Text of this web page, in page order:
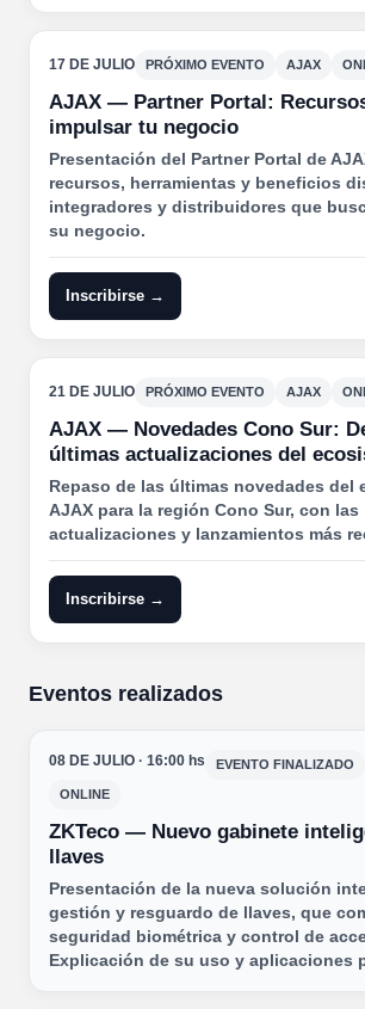
17 DE JULIO PRÓXIMO EVENTO AJAX
AJAX — Partner Portal:
impulsar tu negocio
Presentación del Partner Portal de
recursos, herramientas y beneficios
integradores y distribuidores que
su negocio.
Inscribirse →
21 DE JULIO PRÓXIMO EVENTO AJAX
AJAX — Novedades Cono Sur:
últimas actualizaciones del
Repaso de las últimas novedades del
AJAX para la región Cono Sur, con las
actualizaciones y lanzamientos más
Inscribirse →
Eventos realizados
08 DE JULIO · 16:00 hs EVENTO FINALIZADO
ONLINE
ZKTeco — Nuevo gabinete
llaves
Presentación de la nueva solución
gestión y resguardo de llaves, que
seguridad biométrica y control de
Explicación de su uso y aplicaciones